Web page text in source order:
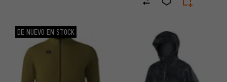
DE NUEVO EN STOCK